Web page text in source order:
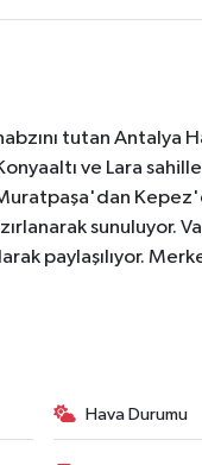
tutan Antalya
ve Lara
Muratpaşa'dan
sunuluyor.
paylaşılıyor.
Hava Durumu